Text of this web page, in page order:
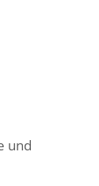
und